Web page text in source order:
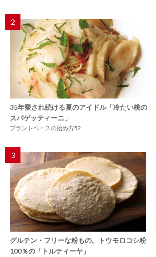
2
35年愛され続ける夏のアイドル「冷たい桃の
スパゲッティーニ」
プラントベースの始め方52
3
グルテン・フリーな粉もの。トウモロコシ粉
100％の「トルティーヤ」